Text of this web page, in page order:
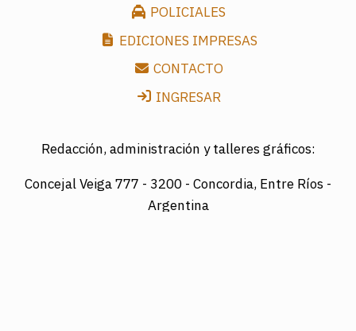
POLICIALES
EDICIONES IMPRESAS
CONTACTO
INGRESAR
Redacción, administración y talleres gráficos:
Concejal Veiga 777 - 3200 - Concordia, Entre Ríos -
Argentina